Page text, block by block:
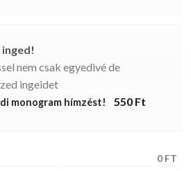
inged!
nem csak egyedivé de
ingeidet
monogram hímzést! 550 Ft
0 FT